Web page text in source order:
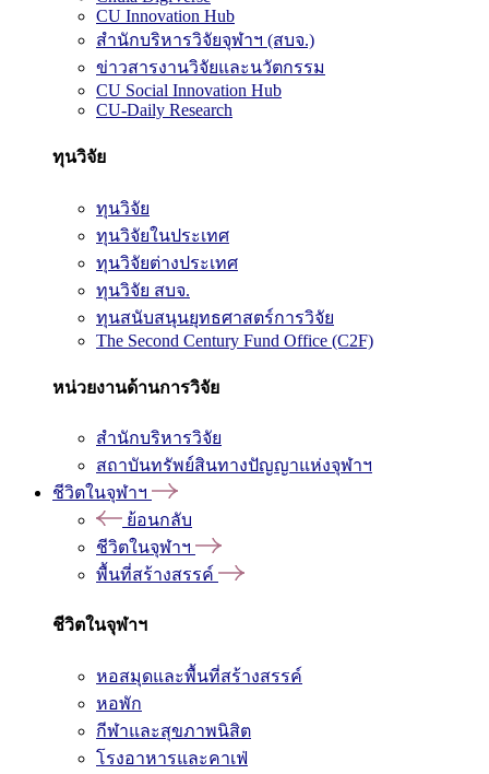
CU Innovation Hub
สำนักบริหารวิจัยจุฬาฯ (สบจ.)
ข่าวสารงานวิจัยและนวัตกรรม
CU Social Innovation Hub
CU-Daily Research
ทุนวิจัย
ทุนวิจัย
ทุนวิจัยในประเทศ
ทุนวิจัยต่างประเทศ
ทุนวิจัย สบจ.
ทุนสนับสนุนยุทธศาสตร์การวิจัย
The Second Century Fund Office (C2F)
หน่วยงานด้านการวิจัย
สำนักบริหารวิจัย
สถาบันทรัพย์สินทางปัญญาแห่งจุฬาฯ
ชีวิตในจุฬาฯ
ย้อนกลับ
ชีวิตในจุฬาฯ
พื้นที่สร้างสรรค์
ชีวิตในจุฬาฯ
หอสมุดและพื้นที่สร้างสรรค์
หอพัก
กีฬาและสุขภาพนิสิต
โรงอาหารและคาเฟ่